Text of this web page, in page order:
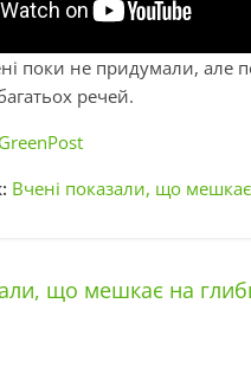
поки не придумали, але
речей.
GreenPost
Вчені показали, що мешкає
що мешкає на